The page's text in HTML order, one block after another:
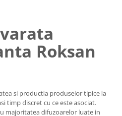
Roksan
si productia produselor tipice la
timp discret cu ce este asociat.
majoritatea difuzoarelor luate in